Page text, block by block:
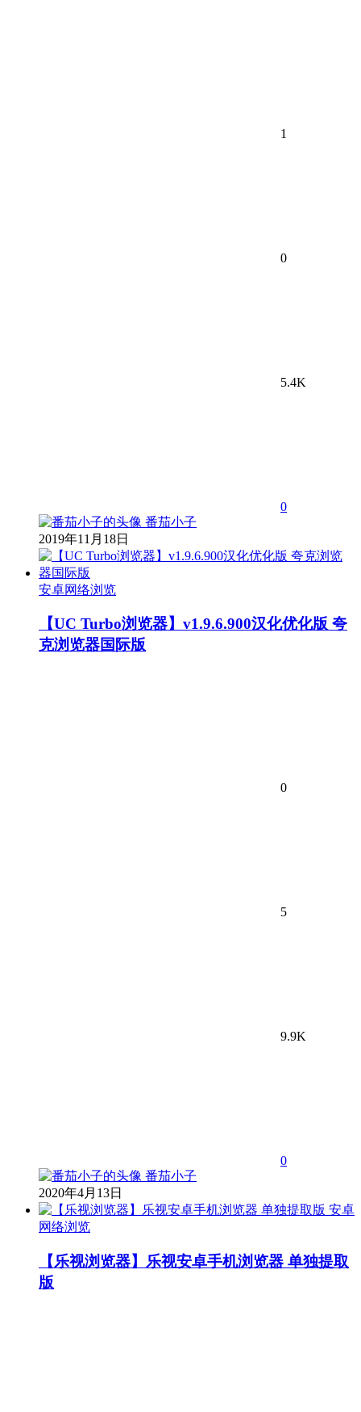
1
0
5.4K
0
番茄小子
2019年11月18日
安卓网络浏览
【UC Turbo浏览器】v1.9.6.900汉化优化版 夸
克浏览器国际版
0
5
9.9K
0
番茄小子
2020年4月13日
安卓
网络浏览
【乐视浏览器】乐视安卓手机浏览器 单独提取
版